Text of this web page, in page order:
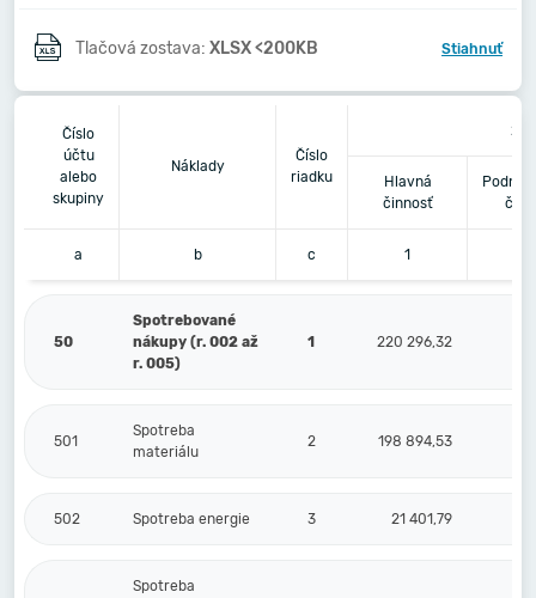
Tlačová zostava: XLSX <200KB Stiahnuť
Číslo
účtu
alebo
skupiny
Náklady
Číslo
riadku
Hlavná
činnosť
a b c 1
50
Spotrebované
nákupy (r. 002 až
r. 005)
1 220 296,32
501
Spotreba
materiálu
2 198 894,53
502 Spotreba energie 3 21 401,79
Spotreba